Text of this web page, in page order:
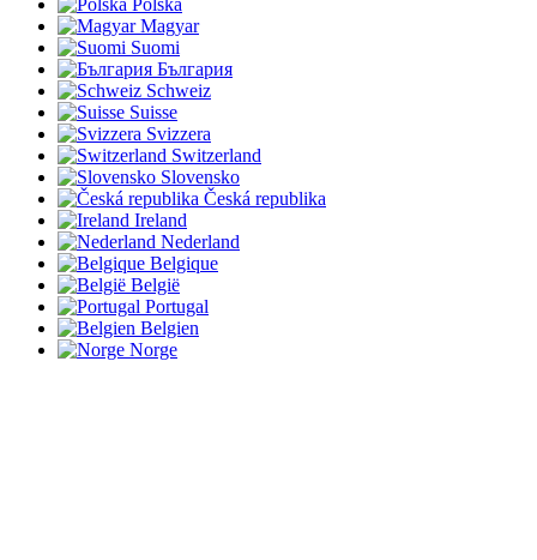
Magyar
Suomi
България
Schweiz
Suisse
Svizzera
Switzerland
Slovensko
Česká republika
Ireland
Nederland
Belgique
België
Portugal
Belgien
Norge